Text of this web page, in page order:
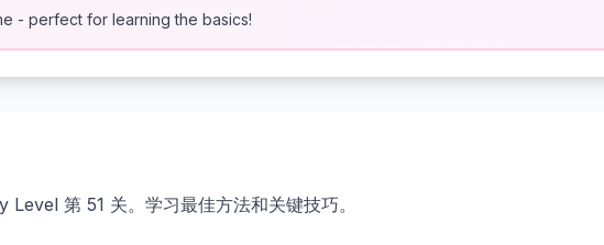
- perfect for learning the basics!
第 51 关。学习最佳方法和关键技巧。